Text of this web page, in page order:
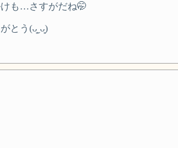
も…さすがだね🤭
とう(ᴗ͈ˬᴗ͈)